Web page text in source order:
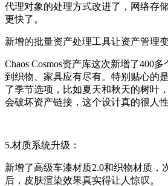
代理对象的处理方式改进了，网络
更快了。
新增的批量资产处理工具让资产管理变
Chaos Cosmos资产库这次新增了400多个资
到织物、家具应有尽有。特别贴心的
了季节选项，比如夏天和秋天的树叶
会破坏资产链接，这个设计真的很人性化
5.材质系统升级：
新增了高级车漆材质2.0和织物材质
后，皮肤渲染效果真实得让人惊叹。